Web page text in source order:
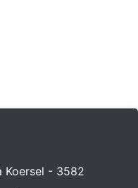
Koersel - 3582